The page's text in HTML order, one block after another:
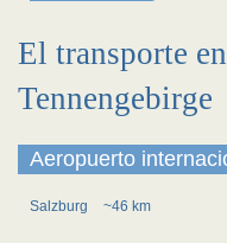
El transporte
Tennengebirge
Aeropuerto
Salzburg ~46 km